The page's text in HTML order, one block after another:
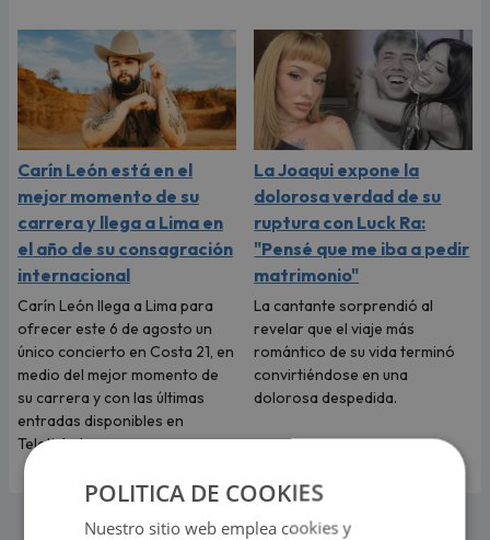
Carín León está en el
mejor momento de su
carrera y llega a Lima en
el año de su consagración
internacional
Carín León llega a Lima para
ofrecer este 6 de agosto un
único concierto en Costa 21, en
medio del mejor momento de
su carrera y con las últimas
entradas disponibles en
Teleticket.
La Joaqui expone la
dolorosa verdad de su
ruptura con Luck Ra:
"Pensé que me iba a pedir
matrimonio"
La cantante sorprendió al
revelar que el viaje más
romántico de su vida terminó
convirtiéndose en una
dolorosa despedida.
POLITICA DE COOKIES
Nuestro sitio web emplea cookies y